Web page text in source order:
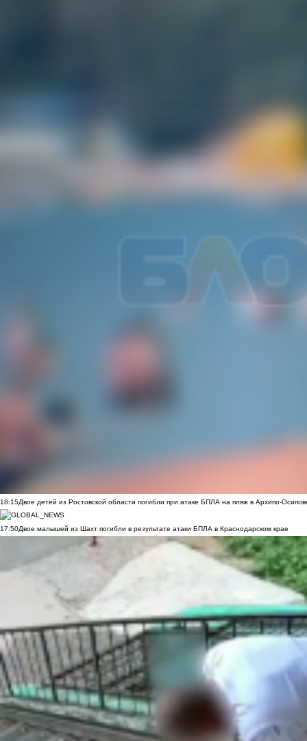
18:15Двое детей из Ростовской области погибли при атаке БПЛА на пляж в Архипо-
17:50Двое малышей из Шахт погибли в результате атаки БПЛА в Краснодарском крае